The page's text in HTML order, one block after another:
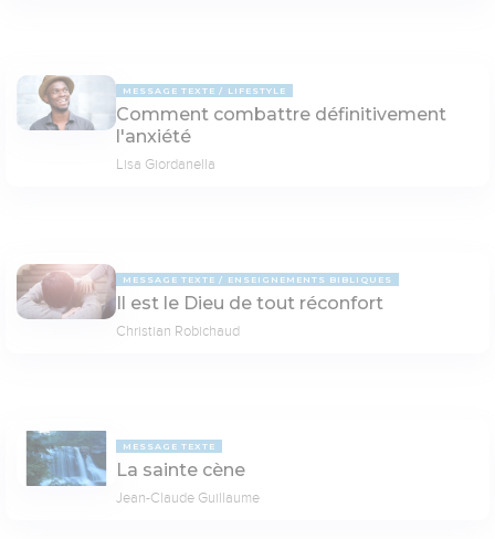
MESSAGE TEXTE LIFESTYLE
Comment combattre définitivement
l'anxiété
Lisa Giordanella
MESSAGE TEXTE ENSEIGNEMENTS BIBLIQUES
Il est le Dieu de tout réconfort
Christian Robichaud
MESSAGE TEXTE
La sainte cène
Jean-Claude Guillaume